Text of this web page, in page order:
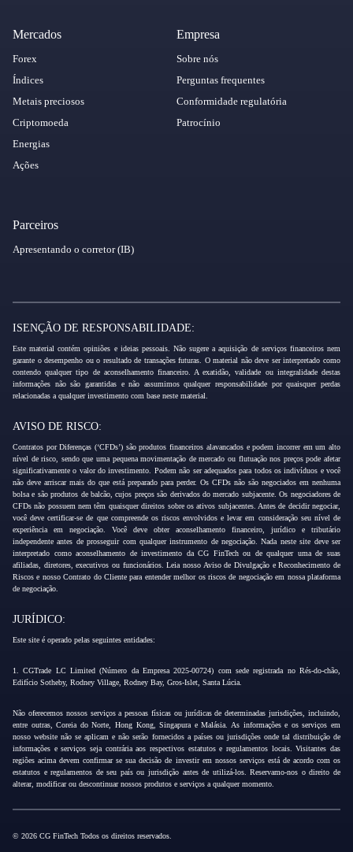
Mercados
Forex
Índices
Metais preciosos
Criptomoeda
Energias
Ações
Empresa
Sobre nós
Perguntas frequentes
Conformidade regulatória
Patrocínio
Parceiros
Apresentando o corretor (IB)
ISENÇÃO DE RESPONSABILIDADE:
Este material contém opiniões e ideias pessoais. Não sugere a aquisição de serviços financeiros nem
garante o desempenho ou o resultado de transações futuras. O material não deve ser interpretado como
contendo qualquer tipo de aconselhamento financeiro. A exatidão, validade ou integralidade destas
informações não são garantidas e não assumimos qualquer responsabilidade por quaisquer perdas
relacionadas a qualquer investimento com base neste material.
AVISO DE RISCO:
Contratos por Diferenças (‘CFDs’) são produtos financeiros alavancados e podem incorrer em um alto
nível de risco, sendo que uma pequena movimentação de mercado ou flutuação nos preços pode afetar
significativamente o valor do investimento. Podem não ser adequados para todos os indivíduos e você
não deve arriscar mais do que está preparado para perder. Os CFDs não são negociados em nenhuma
bolsa e são produtos de balcão, cujos preços são derivados do mercado subjacente. Os negociadores de
CFDs não possuem nem têm quaisquer direitos sobre os ativos subjacentes. Antes de decidir negociar,
você deve certificar-se de que compreende os riscos envolvidos e levar em consideração seu nível de
experiência em negociação. Você deve obter aconselhamento financeiro, jurídico e tributário
independente antes de prosseguir com qualquer instrumento de negociação. Nada neste site deve ser
interpretado como aconselhamento de investimento da CG FinTech ou de qualquer uma de suas
afiliadas, diretores, executivos ou funcionários. Leia nosso Aviso de Divulgação e Reconhecimento de
Riscos e nosso Contrato do Cliente para entender melhor os riscos de negociação em nossa plataforma
de negociação.
JURÍDICO:
Este site é operado pelas seguintes entidades:
1. CGTrade LC Limited (Número da Empresa 2025-00724) com sede registrada no Rés-do-chão,
Edifício Sotheby, Rodney Village, Rodney Bay, Gros-Islet, Santa Lúcia.
Não oferecemos nossos serviços a pessoas físicas ou jurídicas de determinadas jurisdições, incluindo,
entre outras, Coreia do Norte, Hong Kong, Singapura e Malásia. As informações e os serviços em
nosso website não se aplicam e não serão fornecidos a países ou jurisdições onde tal distribuição de
informações e serviços seja contrária aos respectivos estatutos e regulamentos locais. Visitantes das
regiões acima devem confirmar se sua decisão de investir em nossos serviços está de acordo com os
estatutos e regulamentos de seu país ou jurisdição antes de utilizá-los. Reservamo-nos o direito de
alterar, modificar ou descontinuar nossos produtos e serviços a qualquer momento.
© 2026 CG FinTech Todos os direitos reservados.